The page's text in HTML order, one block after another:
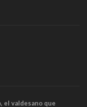
el valdesano que